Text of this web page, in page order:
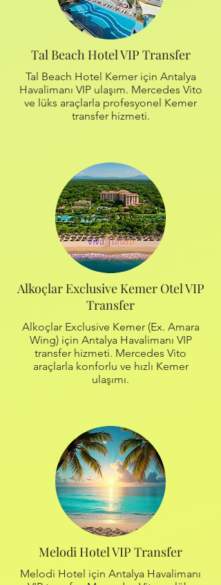
Tal Beach Hotel VIP Transfer
Tal Beach Hotel Kemer için Antalya
Havalimanı VIP ulaşım. Mercedes Vito
ve lüks araçlarla profesyonel Kemer
transfer hizmeti.
Alkoçlar Exclusive Kemer Otel VIP
Transfer
Alkoçlar Exclusive Kemer (Ex. Amara
Wing) için Antalya Havalimanı VIP
transfer hizmeti. Mercedes Vito
araçlarla konforlu ve hızlı Kemer
ulaşımı.
Melodi Hotel VIP Transfer
Melodi Hotel için Antalya Havalimanı